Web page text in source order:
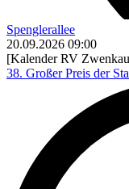
Spenglerallee
20.09.2026 09:00
[Kalender RV
38. Großer Preis der